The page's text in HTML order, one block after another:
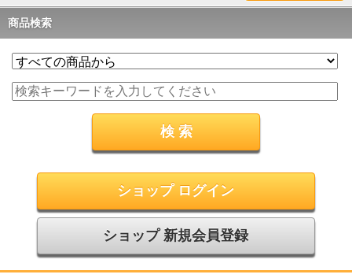
商品検索
ショップ ログイン
ショップ 新規会員登録